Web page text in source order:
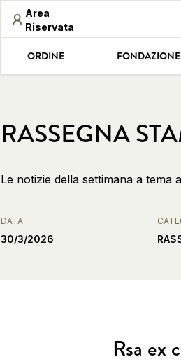
Area
Riservata
ORDINE FONDAZIONE
RASSEGNA
Le notizie della settimana a
DATA
30/3/2026
Rsa ex